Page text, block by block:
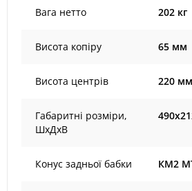
Вага нетто 202 кг
Висота копіру 65 мм
Висота центрів 220
Габаритні розміри,
ШхДхВ
Конус задньої бабки КМ2